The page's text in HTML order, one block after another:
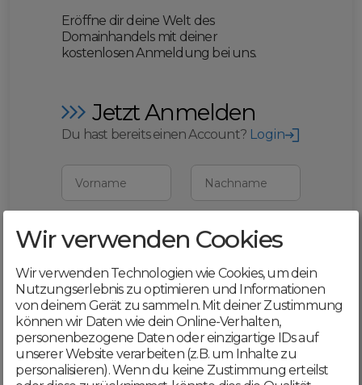
Eröffne dir deine Welt des
Domainhandels mit deiner
kostenlosen Anmeldung bei uns.
Jetzt Anmelden
Du hast bereits einen Account? Login
Vorname Nachname
E-Mail
Mit deiner Registrierung bestätigst du,
dass du dieAGBund
Datenschutzerklärung akzeptierst
Weiter
Wir verwenden Cookies
Wir verwenden Technologien wie Cookies, um dein
Nutzungserlebnis zu optimieren und Informationen
von deinem Gerät zu sammeln. Mit deiner Zustimmung
können wir Daten wie dein Online-Verhalten,
personenbezogene Daten oder einzigartige IDs auf
unserer Website verarbeiten (z.B. um Inhalte zu
personalisieren). Wenn du keine Zustimmung erteilst